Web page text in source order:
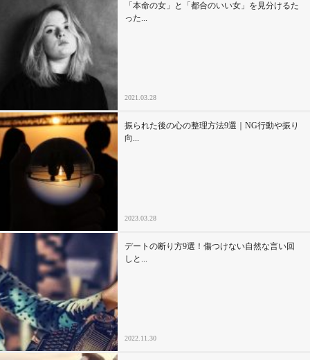
「本命の女」と「都合のいい女」を見分けるた
った...
2021.03.28
振られた後の心の整理方法9選｜NG行動や振り
向...
2023.03.28
デートの断り方9選！傷つけない自然な言い回
しと...
2022.11.30